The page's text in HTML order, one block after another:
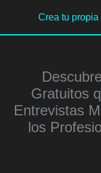
contenido
Crea tu propia
Gratuitos
Entrevistas
los